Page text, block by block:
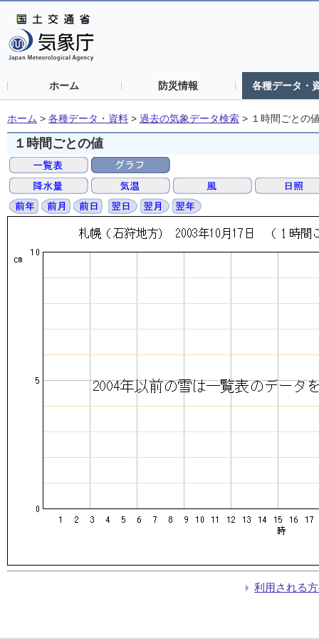
ホーム 防災情報 各種データ・
ホーム > 各種データ・資料 > 過去の気象データ検索 > １時間ごとの
１時間ごとの値
利用される